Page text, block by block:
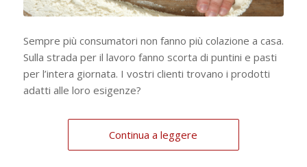
Sempre più consumatori non fanno più colazione a casa.
Sulla strada per il lavoro fanno scorta di puntini e pasti
per l’intera giornata. I vostri clienti trovano i prodotti
adatti alle loro esigenze?
Continua a leggere